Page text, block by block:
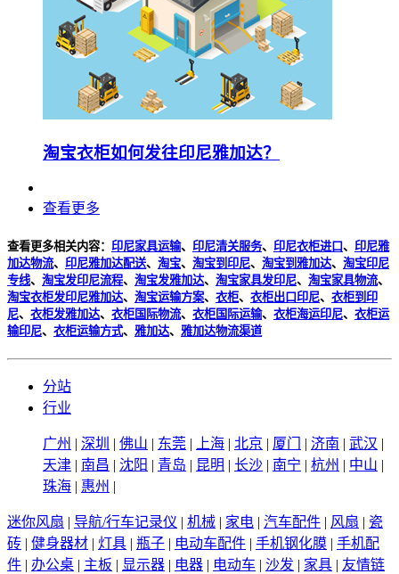
淘宝衣柜如何发往印尼雅加达？
查看更多
查看更多相关内容： 印尼家具运输、 印尼清关服务、 印尼衣柜进口、 印尼雅
加达物流、 印尼雅加达配送、 淘宝、 淘宝到印尼、 淘宝到雅加达、 淘宝印尼
专线、 淘宝发印尼流程、 淘宝发雅加达、 淘宝家具发印尼、 淘宝家具物流、
淘宝衣柜发印尼雅加达、 淘宝运输方案、 衣柜、 衣柜出口印尼、 衣柜到印
尼、 衣柜发雅加达、 衣柜国际物流、 衣柜国际运输、 衣柜海运印尼、 衣柜运
输印尼、 衣柜运输方式、 雅加达、 雅加达物流渠道
分站
行业
广州 | 深圳 | 佛山 | 东莞 | 上海 | 北京 | 厦门 | 济南 | 武汉 |
天津 | 南昌 | 沈阳 | 青岛 | 昆明 | 长沙 | 南宁 | 杭州 | 中山 |
珠海 | 惠州 |
迷你风扇 | 导航/行车记录仪 | 机械 | 家电 | 汽车配件 | 风扇 | 瓷
砖 | 健身器材 | 灯具 | 瓶子 | 电动车配件 | 手机钢化膜 | 手机配
件 | 办公桌 | 主板 | 显示器 | 电器 | 电动车 | 沙发 | 家具 | 友情链